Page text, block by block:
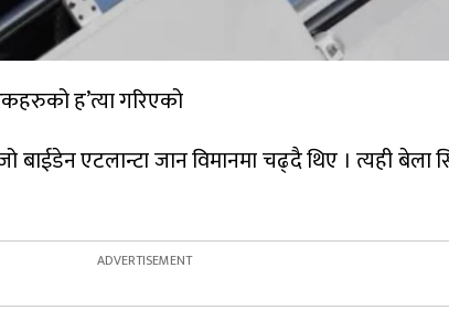
ह’त्या गरिएको
बाईडेन एटलान्टा जान विमानमा चढ्दै थिए । त्यही